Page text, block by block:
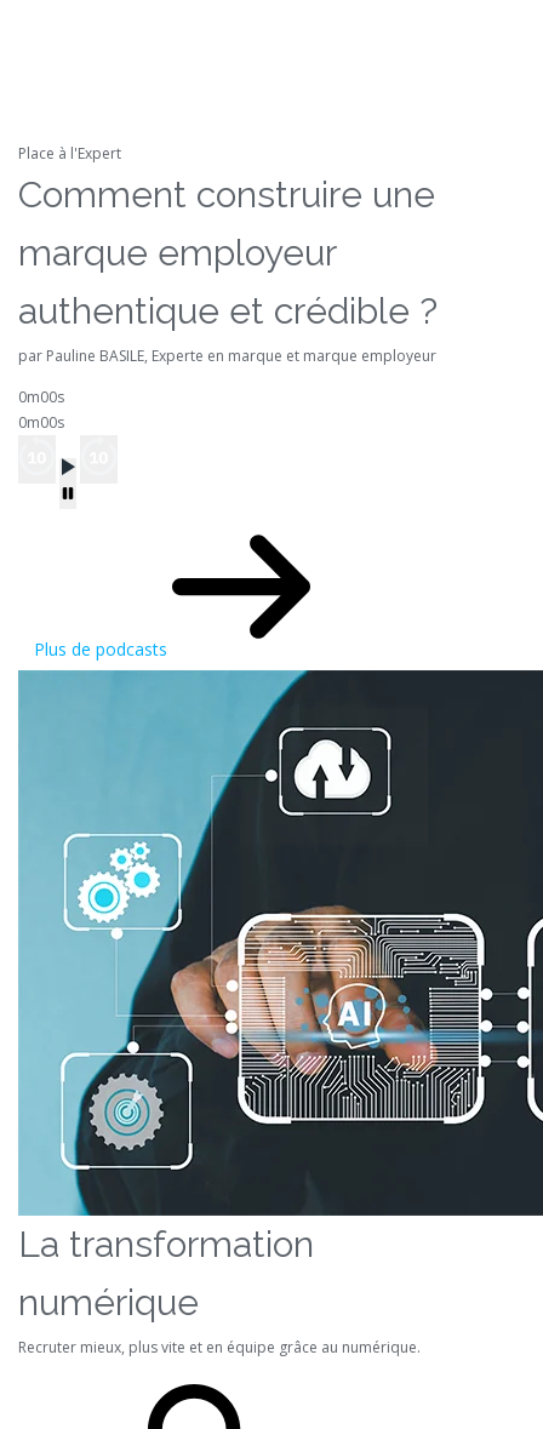
Place à l'Expert
Comment construire une
marque employeur
authentique et crédible ?
par Pauline BASILE, Experte en marque et marque employeur
0m00s
0m00s
Plus de podcasts
La transformation
numérique
Recruter mieux, plus vite et en équipe grâce au numérique.